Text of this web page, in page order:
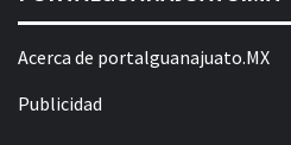
Acerca de portalguanajuato.MX
Publicidad